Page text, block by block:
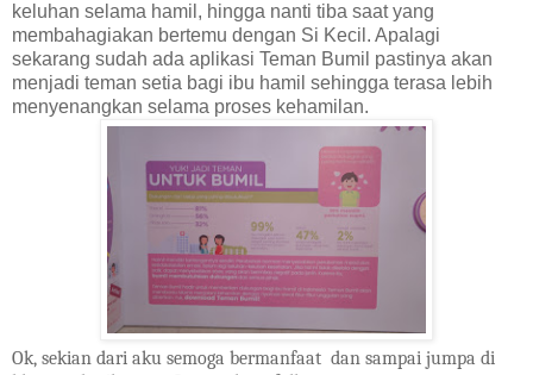
keluhan selama hamil, hingga nanti tiba saat yang
membahagiakan bertemu dengan Si Kecil. Apalagi
sekarang sudah ada aplikasi Teman Bumil pastinya akan
menjadi teman setia bagi ibu hamil sehingga terasa lebih
menyenangkan selama proses kehamilan.
Ok, sekian dari aku semoga bermanfaat dan sampai jumpa di